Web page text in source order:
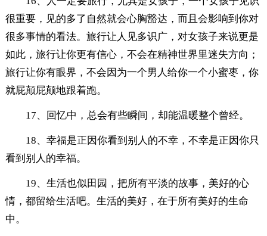
很重要，见的多了自然就会心胸豁达，而且会影响到你对
很多事情的看法。旅行让人见多识广，对女孩子来说更是
如此，旅行让你更有信心，不会在精神世界里迷失方向；
旅行让你有眼界，不会因为一个男人给你一个小蜜枣，你
就屁颠屁颠地跟着跑。
17、回忆中，总会有些瞬间，却能温暖整个曾经。
18、幸福是正因你看到别人的不幸，不幸是正因你只
看到别人的幸福。
19、生活也似田园，把所有平淡的故事，美好的心
情，都留给生活吧。生活的美好，在于所有美好的生命
中。